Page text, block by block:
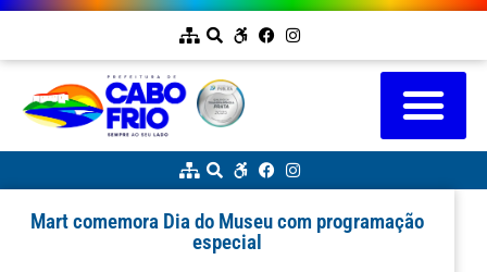
Mart comemora Dia do Museu com programação
especial